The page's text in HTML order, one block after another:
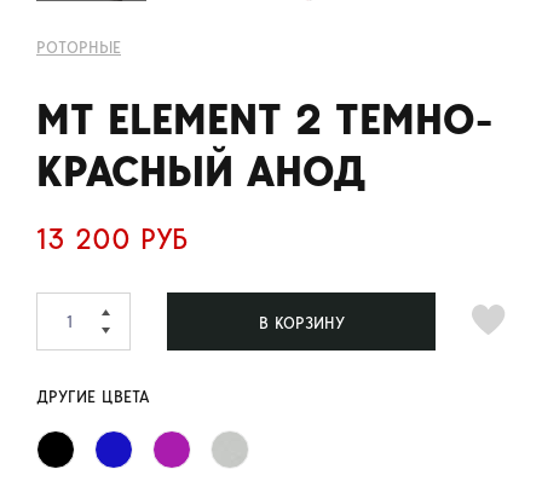
РОТОРНЫЕ
MT ELEMENT 2 ТЕМНО-
КРАСНЫЙ АНОД
13 200 РУБ
В КОРЗИНУ
ДРУГИЕ ЦВЕТА